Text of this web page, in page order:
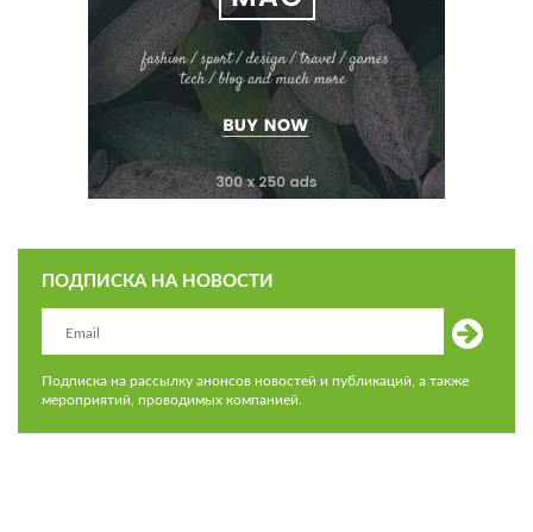
ПОДПИСКА НА НОВОСТИ
Подписка на рассылку анонсов новостей и публикаций, а также
мероприятий, проводимых компанией.